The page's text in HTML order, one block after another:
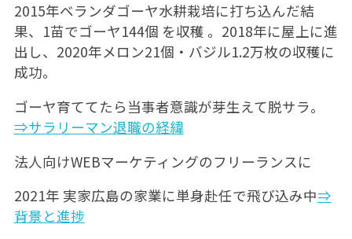
2015年ベランダゴーヤ水耕栽培に打ち込んだ結
果、1苗でゴーヤ144個 を収穫 。2018年に屋上に進
出し、2020年メロン21個・バジル1.2万枚の収穫に
成功。
ゴーヤ育ててたら当事者意識が芽生えて脱サラ。
⇒サラリーマン退職の経緯
法人向けWEBマーケティングのフリーランスに
2021年 実家広島の家業に単身赴任で飛び込み中⇒
背景と進捗